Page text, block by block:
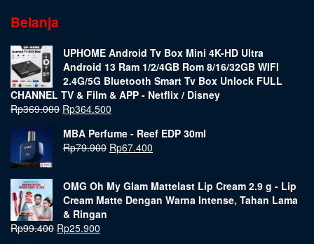
Belanja
UPHOME Android Tv Box Mini 4K-HD Ultra
Android 13 Ram 1/2/4GB Rom 8/16/32GB WIFI
2.4G/5G Bluetooth Smart Tv Box Unlock FULL
CHANNEL TV & Film & APP - Netflix / Disney
Rp369.000 Rp364.500
MBA Perfume - Reef EDP 30ml
Rp79.900 Rp67.400
OMG Oh My Glam Mattelast Lip Cream 2.9 g - Lip
Cream Matte Dengan Warna Intense, Tahan Lama
& Ringan
Rp99.400 Rp25.900